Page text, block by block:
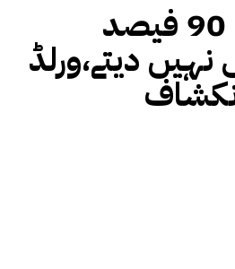
پاکستان میں 90 فیصد
دیتے،ورلڈ